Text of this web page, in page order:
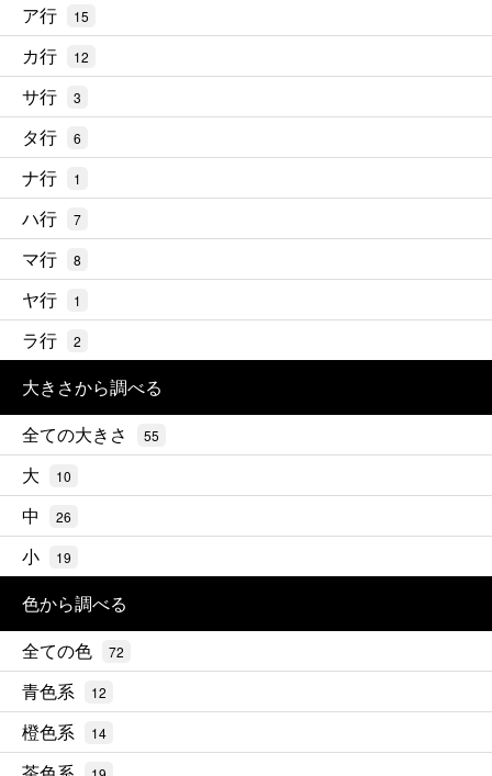
ア行 15
カ行 12
サ行 3
タ行 6
ナ行 1
ハ行 7
マ行 8
ヤ行 1
ラ行 2
大きさから調べる
全ての大きさ
55
大 10
中 26
小 19
色から調べる
全ての色
72
青色系 12
橙色系 14